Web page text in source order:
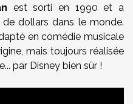
est sorti en 1990 et a
dollars dans le monde.
en comédie musicale
mais toujours réalisée
par Disney bien sûr !